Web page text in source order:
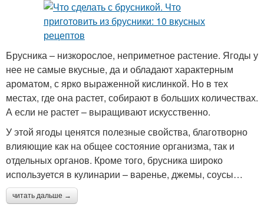
Брусника – низкорослое, неприметное растение. Ягоды у
нее не самые вкусные, да и обладают характерным
ароматом, с ярко выраженной кислинкой. Но в тех
местах, где она растет, собирают в больших количествах.
А если не растет – выращивают искусственно.
У этой ягоды ценятся полезные свойства, благотворно
влияющие как на общее состояние организма, так и
отдельных органов. Кроме того, брусника широко
используется в кулинарии – варенье, джемы, соусы…
читать дальше →